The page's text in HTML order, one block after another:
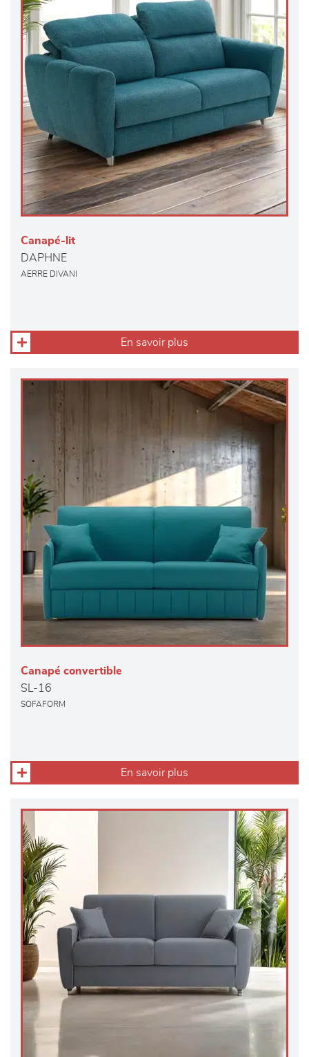
Canapé-lit
DAPHNE
AERRE DIVANI
En savoir plus
Canapé convertible
SL-16
SOFAFORM
En savoir plus